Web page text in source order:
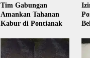
Tim Gabungan
Amankan Tahanan
Kabur di Pontianak